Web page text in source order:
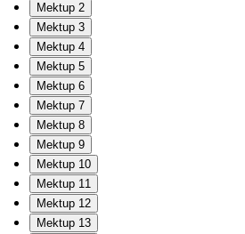
Mektup 2
Mektup 3
Mektup 4
Mektup 5
Mektup 6
Mektup 7
Mektup 8
Mektup 9
Mektup 10
Mektup 11
Mektup 12
Mektup 13